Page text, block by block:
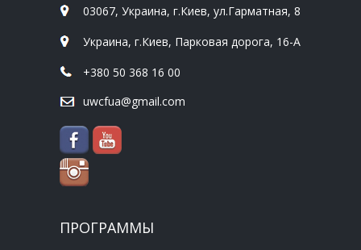
03067, Украина, г.Киев, ул.Гарматная, 8
Украина, г.Киев, Парковая дорога, 16-А
+380 50 368 16 00
uwcfua@gmail.com
ПРОГРАММЫ